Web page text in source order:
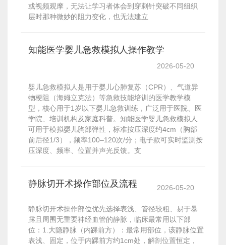
或视频观摩，无法让学习者体会到穿刺针突破不同组织
层时那种微妙的阻力变化，也无法建立
知能医学婴儿急救模拟人操作教学
2026-05-20
婴儿急救模拟人是用于婴儿心肺复苏（CPR）、气道异
物梗阻（海姆立克法）等急救技能培训的医学教学模
型，核心用于1岁以下婴儿急救训练，广泛用于医院、医
学院、培训机构及家庭科普。知能医学婴儿急救模拟人
可用于模拟婴儿胸部弹性，标准按压深度约4cm（胸部
前后径1/3），频率100–120次/分；电子款可实时监测按
压深度、频率、位置并声光反馈。支
静脉切开术操作部位及流程 2026-05-20
静脉切开术操作部位优先选择表浅、管径较粗、易于暴
露且周围无重要神经血管的静脉，临床最常用以下部
位：1.大隐静脉（内踝前方）：最常用部位，该静脉位置
表浅、固定，位于内踝前方约1cm处，解剖位置恒定，